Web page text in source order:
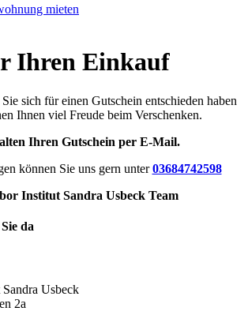
mieten
Ihren Einkauf
sich für einen Gutschein entschieden haben
Ihnen viel Freude beim Verschenken.
Ihren Gutschein per E-Mail.
können Sie uns gern unter03684742598
Institut Sandra Usbeck Team
da
Usbeck
2a